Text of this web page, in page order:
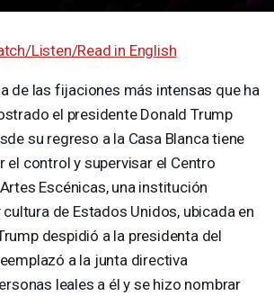
Listen/Read in English
de las fijaciones más intensas que ha
el presidente Donald Trump
su regreso a la Casa Blanca tiene
el control y supervisar el Centro
Escénicas, una institución
de Estados Unidos, ubicada en
despidió a la presidenta del
a la junta directiva
leales a él y se hizo nombrar